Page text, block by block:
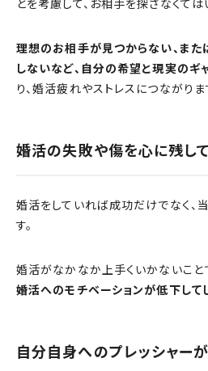
とを考慮して、お相手を探さなくては
理想のお相手が見つからない、また
しないなど、自分の希望と現実のギ
り、婚活疲れやストレスにつながりま
婚活の失敗や傷を心に残し
婚活をしていれば成功だけでなく、
す。
婚活がなかなか上手くいかないこと
婚活へのモチベーションが低下して
自分自身へのプレッシャー